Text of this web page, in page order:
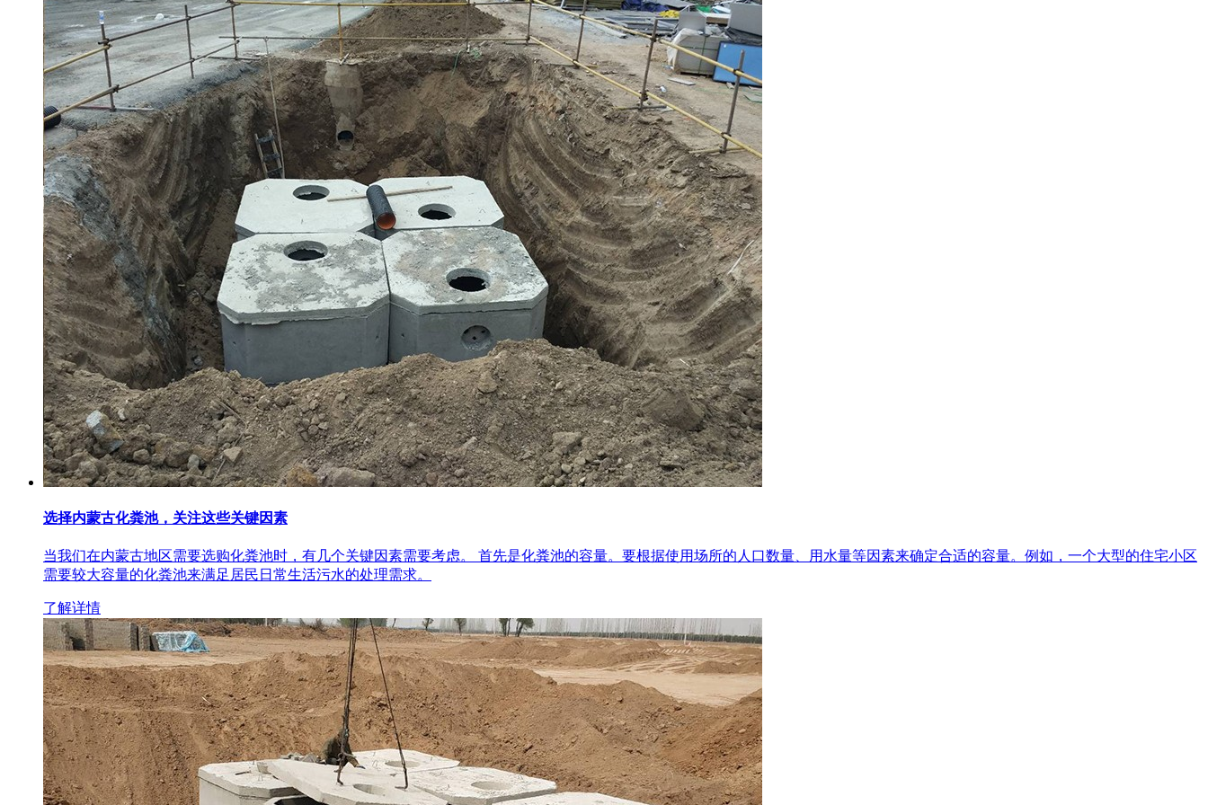
选择内蒙古化粪池，关注这些关键因素
当我们在内蒙古地区需要选购化粪池时，有几个关键因素需要考虑。 首先是化粪池的容量。要根据使用场所的人口数量、用水量等因素来确定合适的容量。例如，一个大型的住宅小区
需要较大容量的化粪池来满足居民日常生活污水的处理需求。
了解详情